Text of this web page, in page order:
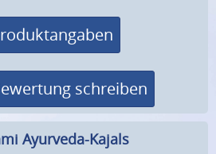
schreiben
Ayurveda-Kajals